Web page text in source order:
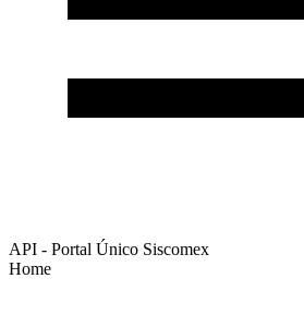
API - Portal Único Siscomex
Home